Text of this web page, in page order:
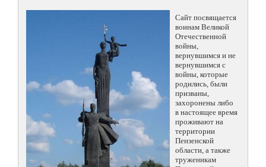
Сайт посвящается
воинам Великой
Отечественной
войны,
вернувшимся и не
вернувшимся с
войны, которые
родились, были
призваны,
захоронены либо
в настоящее время
проживают на
территории
Пензенской
области, а также
труженикам